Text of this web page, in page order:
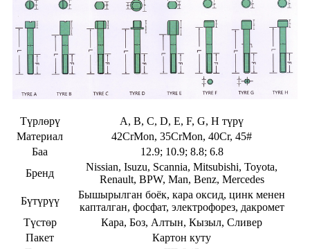
Түрлөрү
A, B, C, D, E, F, G, H түрү
Материал
42CrMon, 35CrMon, 40Cr, 45#
Баа
12.9; 10.9; 8.8; 6.8
Бренд
Nissian, Isuzu, Scannia, Mitsubishi, Toyota,
Renault, BPW, Man, Benz, Mercedes
Бүтүрүү
Бышырылган боёк, кара оксид, цинк менен
капталган, фосфат, электрофорез, дакромет
Түстөр
Кара, Боз, Алтын, Кызыл, Сливер
Пакет
Картон куту